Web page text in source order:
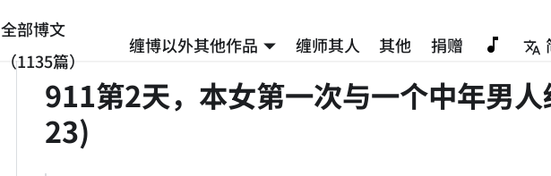
全部博文
（1135篇）
缠博以外其他作品 缠师其人 其他 捐赠
911第2天，本女第一次与一个中年男
23)